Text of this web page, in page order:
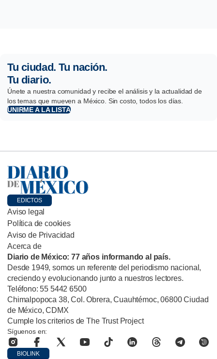
Tu ciudad. Tu nación.
Tu diario.
Únete a nuestra comunidad y recibe el análisis y la actualidad de
los temas que mueven a México. Sin costo, todos los días.
UNIRME A LA LISTA
EDICTOS
Aviso legal
Política de cookies
Aviso de Privacidad
Acerca de
Diario de México: 77 años informando al país.
Desde 1949, somos un referente del periodismo nacional,
creciendo y evolucionando junto a nuestros lectores.
Teléfono: 55 5442 6500
Chimalpopoca 38, Col. Obrera, Cuauhtémoc, 06800 Ciudad
de México, CDMX
Cumple los criterios de The Trust Project
Síguenos en:
BIOLINK